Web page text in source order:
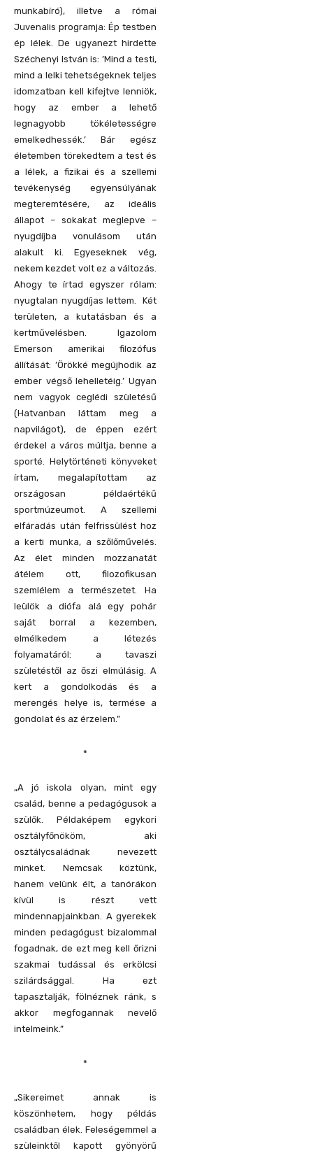
munkabíró), illetve a római
Juvenalis programja: Ép testben
ép lélek. De ugyanezt hirdette
Széchenyi István is: ’Mind a testi,
mind a lelki tehetségeknek teljes
idomzatban kell kifejtve lenniök,
hogy az ember a lehető
legnagyobb tökéletességre
emelkedhessék.’ Bár egész
életemben törekedtem a test és
a lélek, a fizikai és a szellemi
tevékenység egyensúlyának
megteremtésére, az ideális
állapot – sokakat meglepve –
nyugdíjba vonulásom után
alakult ki. Egyeseknek vég,
nekem kezdet volt ez a változás.
Ahogy te írtad egyszer rólam:
nyugtalan nyugdíjas lettem. Két
területen, a kutatásban és a
kertművelésben. Igazolom
Emerson amerikai filozófus
állítását: ’Örökké megújhodik az
ember végső lehelletéig.’ Ugyan
nem vagyok ceglédi születésű
(Hatvanban láttam meg a
napvilágot), de éppen ezért
érdekel a város múltja, benne a
sporté. Helytörténeti könyveket
írtam, megalapítottam az
országosan példaértékű
sportmúzeumot. A szellemi
elfáradás után felfrissülést hoz
a kerti munka, a szőlőművelés.
Az élet minden mozzanatát
átélem ott, filozofikusan
szemlélem a természetet. Ha
leülök a diófa alá egy pohár
saját borral a kezemben,
elmélkedem a létezés
folyamatáról: a tavaszi
születéstől az őszi elmúlásig. A
kert a gondolkodás és a
merengés helye is, termése a
gondolat és az érzelem.”
*
„A jó iskola olyan, mint egy
család, benne a pedagógusok a
szülők. Példaképem egykori
osztályfőnököm, aki
osztálycsaládnak nevezett
minket. Nemcsak köztünk,
hanem velünk élt, a tanórákon
kívül is részt vett
mindennapjainkban. A gyerekek
minden pedagógust bizalommal
fogadnak, de ezt meg kell őrizni
szakmai tudással és erkölcsi
szilárdsággal. Ha ezt
tapasztalják, fölnéznek ránk, s
akkor megfogannak nevelő
intelmeink.”
*
„Sikereimet annak is
köszönhetem, hogy példás
családban élek. Feleségemmel a
szüleinktől kapott gyönyörű